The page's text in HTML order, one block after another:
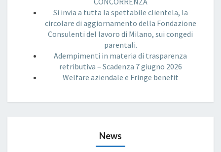
Si invia a tutta la spettabile clientela, la
circolare di aggiornamento della Fondazione
Consulenti del lavoro di Milano, sui congedi
parentali.
Adempimenti in materia di trasparenza
retributiva – Scadenza 7 giugno 2026
Welfare aziendale e Fringe benefit
News